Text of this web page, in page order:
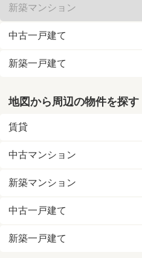
新築マンション
中古一戸建て
新築一戸建て
地図から周辺の物件を探す
賃貸
中古マンション
新築マンション
中古一戸建て
新築一戸建て